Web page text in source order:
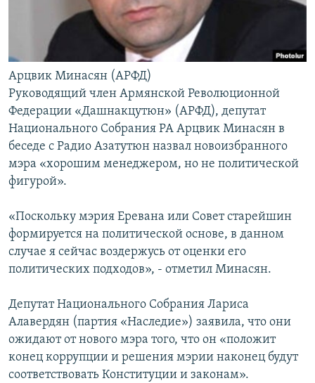
Арцвик Минасян (АРФД)
Руководящий член Армянской Революционной
Федерации «Дашнакцутюн» (АРФД), депутат
Национального Собрания РА Арцвик Минасян в
беседе с Радио Азатутюн назвал новоизбранного
мэра «хорошим менеджером, но не политической
фигурой».
«Поскольку мэрия Еревана или Совет старейшин
формируется на политической основе, в данном
случае я сейчас воздержусь от оценки его
политических подходов», - отметил Минасян.
Депутат Национального Собрания Лариса
Алавердян (партия «Наследие») заявила, что они
ожидают от нового мэра того, что он «положит
конец коррупции и решения мэрии наконец будут
соответствовать Конституции и законам».